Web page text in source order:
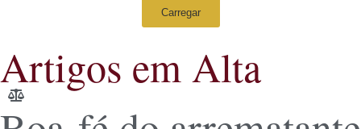
Carregar
Artigos em Alta